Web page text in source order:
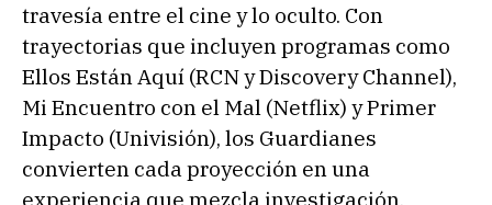
travesía entre el cine y lo oculto. Con
trayectorias que incluyen programas como
Ellos Están Aquí (RCN y Discovery Channel),
Mi Encuentro con el Mal (Netflix) y Primer
Impacto (Univisión), los Guardianes
convierten cada proyección en una